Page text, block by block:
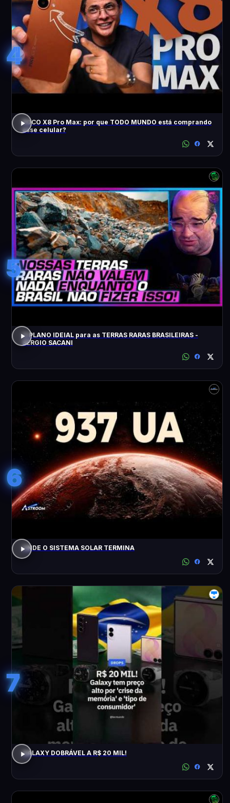
4
POCO X8 Pro Max: por que TODO MUNDO está comprando
esse celular?
5
O PLANO IDEIAL para as TERRAS RARAS BRASILEIRAS -
SÉRGIO SACANI
6
ONDE O SISTEMA SOLAR TERMINA
7
GALAXY DOBRÁVEL A R$ 20 MIL!